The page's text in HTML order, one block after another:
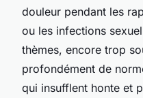
douleur pendant les
ou les infections
thèmes, encore trop
profondément de
qui insufflent honte et